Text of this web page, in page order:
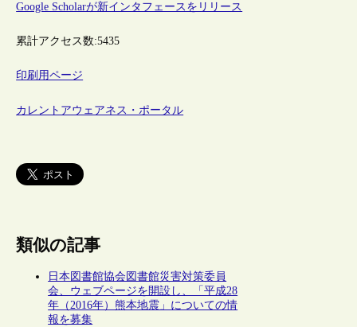
Google Scholarが新インタフェースをリリース
累計アクセス数:5435
印刷用ページ
カレントアウェアネス・ポータル
類似の記事
日本図書館協会図書館災害対策委員
会、ウェブページを開設し、「平成28
年（2016年）熊本地震」についての情
報を募集